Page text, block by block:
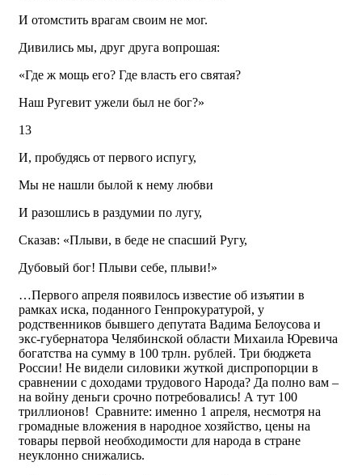
И отомстить врагам своим не мог.
Дивились мы, друг друга вопрошая:
«Где ж мощь его? Где власть его святая?
Наш Ругевит ужели был не бог?»
13
И, пробудясь от первого испугу,
Мы не нашли былой к нему любви
И разошлись в раздумии по лугу,
Сказав: «Плыви, в беде не спасший Ругу,
Дубовый бог! Плыви себе, плыви!»
…Первого апреля появилось известие об изъятии в
рамках иска, поданного Генпрокуратурой, у
родственников бывшего депутата Вадима Белоусова и
экс-губернатора Челябинской области Михаила Юревича
богатства на сумму в 100 трлн. рублей. Три бюджета
России! Не видели силовики жуткой диспропорции в
сравнении с доходами трудового Народа? Да полно вам –
на войну деньги срочно потребовались! А тут 100
триллионов! Сравните: именно 1 апреля, несмотря на
громадные вложения в народное хозяйство, цены на
товары первой необходимости для народа в стране
неуклонно снижались.